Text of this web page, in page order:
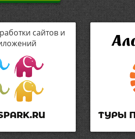
сайтов и
ТУРЫ